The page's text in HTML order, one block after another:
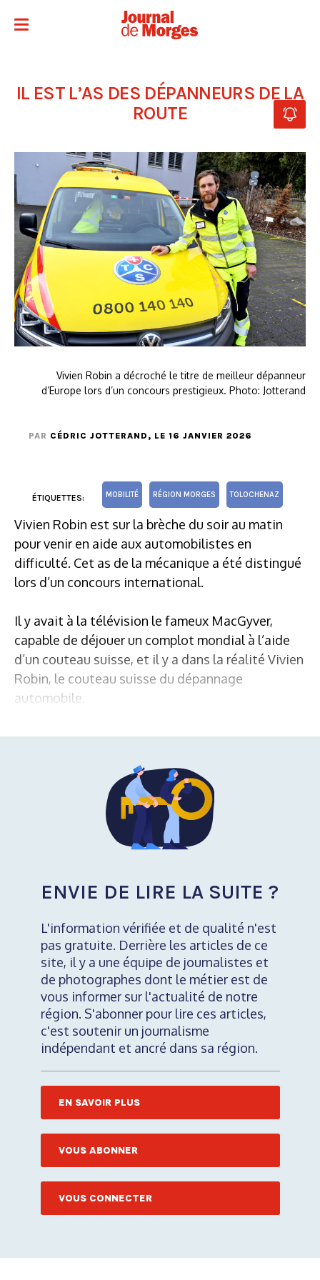
IL EST L’AS DES DÉPANNEURS DE LA
ROUTE
Vivien Robin a décroché le titre de meilleur dépanneur
d’Europe lors d’un concours prestigieux. Photo: Jotterand
PAR CÉDRIC JOTTERAND , LE 16 JANVIER 2026
ÉTIQUETTES: MOBILITÉ RÉGION MORGES TOLOCHENAZ
Vivien Robin est sur la brèche du soir au matin
pour venir en aide aux automobilistes en
difficulté. Cet as de la mécanique a été distingué
lors d’un concours international.
Il y avait à la télévision le fameux MacGyver,
capable de déjouer un complot mondial à l’aide
d’un couteau suisse, et il y a dans la réalité Vivien
Robin, le couteau suisse du dépannage
automobile.
ENVIE DE LIRE LA SUITE ?
L'information vérifiée et de qualité n'est
pas gratuite. Derrière les articles de ce
site, il y a une équipe de journalistes et
de photographes dont le métier est de
vous informer sur l'actualité de notre
région. S'abonner pour lire ces articles,
c'est soutenir un journalisme
indépendant et ancré dans sa région.
EN SAVOIR PLUS
VOUS ABONNER
VOUS CONNECTER